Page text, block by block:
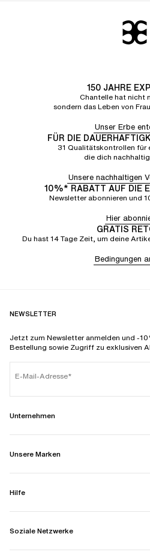
150 JAHRE
Chantelle hat nicht
sondern das Leben von
Unser Erbe
FÜR DIE
31 Qualitätskontrollen für
die dich
Unsere nachhaltigen
10%* RABATT AUF DIE
Newsletter abonnieren und
Hier
GRATIS
Du hast 14 Tage Zeit, um deine
Bedingungen
NEWSLETTER
Jetzt zum Newsletter anmelden und -
Bestellung sowie Zugriff zu exklusiven
E-Mail-Adresse
Unternehmen
Unsere Marken
Hilfe
Soziale Netzwerke